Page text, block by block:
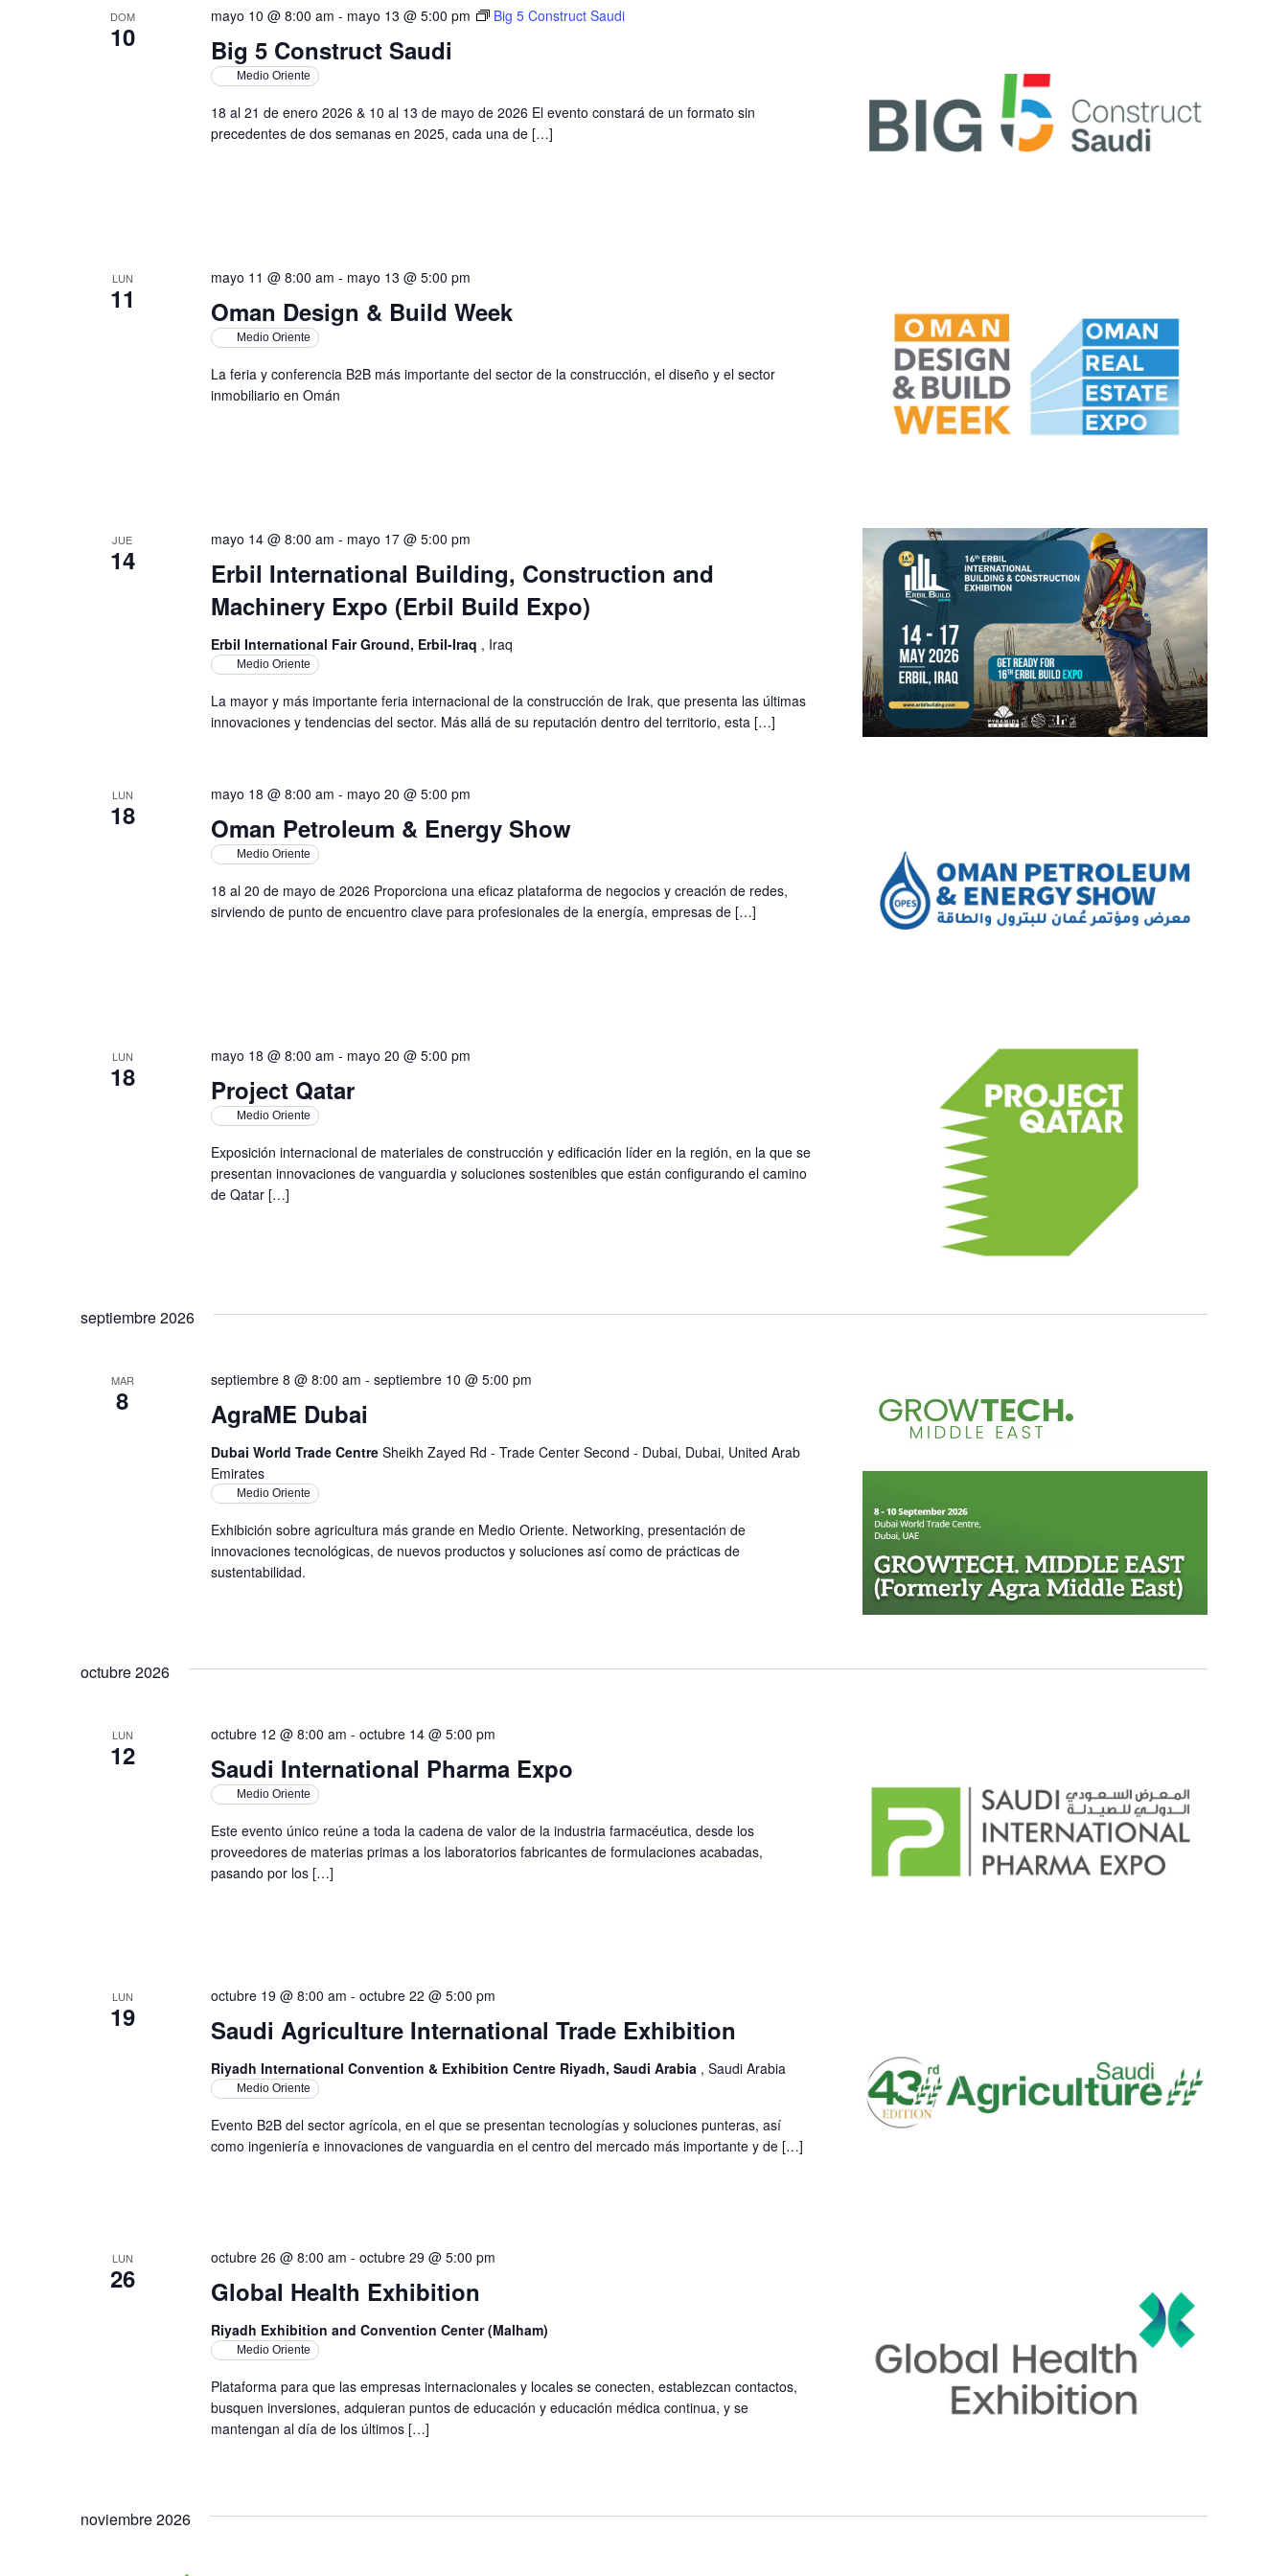
DOM
10 Big 5 Construct Saudi
mayo 10 @ 8:00 am - mayo 13 @ 5:00 pm Big 5 Construct Saudi
Medio Oriente
18 al 21 de enero 2026 & 10 al 13 de mayo de 2026 El evento constará de un formato sin
precedentes de dos semanas en 2025, cada una de […]
LUN
11 Oman Design & Build Week
mayo 11 @ 8:00 am - mayo 13 @ 5:00 pm
Medio Oriente
La feria y conferencia B2B más importante del sector de la construcción, el diseño y el sector
inmobiliario en Omán
JUE
14
Erbil International Building, Construction and
Machinery Expo (Erbil Build Expo)
mayo 14 @ 8:00 am - mayo 17 @ 5:00 pm
Erbil International Fair Ground, Erbil-Iraq , Iraq
Medio Oriente
La mayor y más importante feria internacional de la construcción de Irak, que presenta las últimas
innovaciones y tendencias del sector. Más allá de su reputación dentro del territorio, esta […]
LUN
18 Oman Petroleum & Energy Show
mayo 18 @ 8:00 am - mayo 20 @ 5:00 pm
Medio Oriente
18 al 20 de mayo de 2026 Proporciona una eficaz plataforma de negocios y creación de redes,
sirviendo de punto de encuentro clave para profesionales de la energía, empresas de […]
LUN
18 Project Qatar
mayo 18 @ 8:00 am - mayo 20 @ 5:00 pm
Medio Oriente
Exposición internacional de materiales de construcción y edificación líder en la región, en la que se
presentan innovaciones de vanguardia y soluciones sostenibles que están configurando el camino
de Qatar […]
septiembre 2026
MAR
8 AgraME Dubai
septiembre 8 @ 8:00 am - septiembre 10 @ 5:00 pm
Dubai World Trade Centre Sheikh Zayed Rd - Trade Center Second - Dubai, Dubai, United Arab
Emirates
Medio Oriente
Exhibición sobre agricultura más grande en Medio Oriente. Networking, presentación de
innovaciones tecnológicas, de nuevos productos y soluciones así como de prácticas de
sustentabilidad.
octubre 2026
LUN
12 Saudi International Pharma Expo
octubre 12 @ 8:00 am - octubre 14 @ 5:00 pm
Medio Oriente
Este evento único reúne a toda la cadena de valor de la industria farmacéutica, desde los
proveedores de materias primas a los laboratorios fabricantes de formulaciones acabadas,
pasando por los […]
LUN
19 Saudi Agriculture International Trade Exhibition
octubre 19 @ 8:00 am - octubre 22 @ 5:00 pm
Riyadh International Convention & Exhibition Centre Riyadh, Saudi Arabia , Saudi Arabia
Medio Oriente
Evento B2B del sector agrícola, en el que se presentan tecnologías y soluciones punteras, así
como ingeniería e innovaciones de vanguardia en el centro del mercado más importante y de […]
LUN
26 Global Health Exhibition
octubre 26 @ 8:00 am - octubre 29 @ 5:00 pm
Riyadh Exhibition and Convention Center (Malham)
Medio Oriente
Plataforma para que las empresas internacionales y locales se conecten, establezcan contactos,
busquen inversiones, adquieran puntos de educación y educación médica continua, y se
mantengan al día de los últimos […]
noviembre 2026